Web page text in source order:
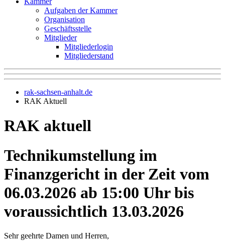
Aufgaben der Kammer
Organisation
Geschäftsstelle
Mitglieder
Mitgliederlogin
Mitgliederstand
rak-sachsen-anhalt.de
RAK Aktuell
RAK aktuell
Technikumstellung im
Finanzgericht in der Zeit vom
06.03.2026 ab 15:00 Uhr bis
voraussichtlich 13.03.2026
Sehr geehrte Damen und Herren,